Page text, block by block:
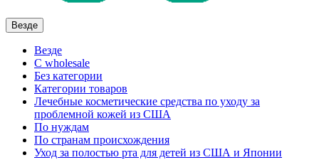
Везде
Везде
C wholesale
Без категории
Категории товаров
Лечебные косметические средства по уходу за
проблемной кожей из США
По нуждам
По странам происхождения
Уход за полостью рта для детей из США и Японии